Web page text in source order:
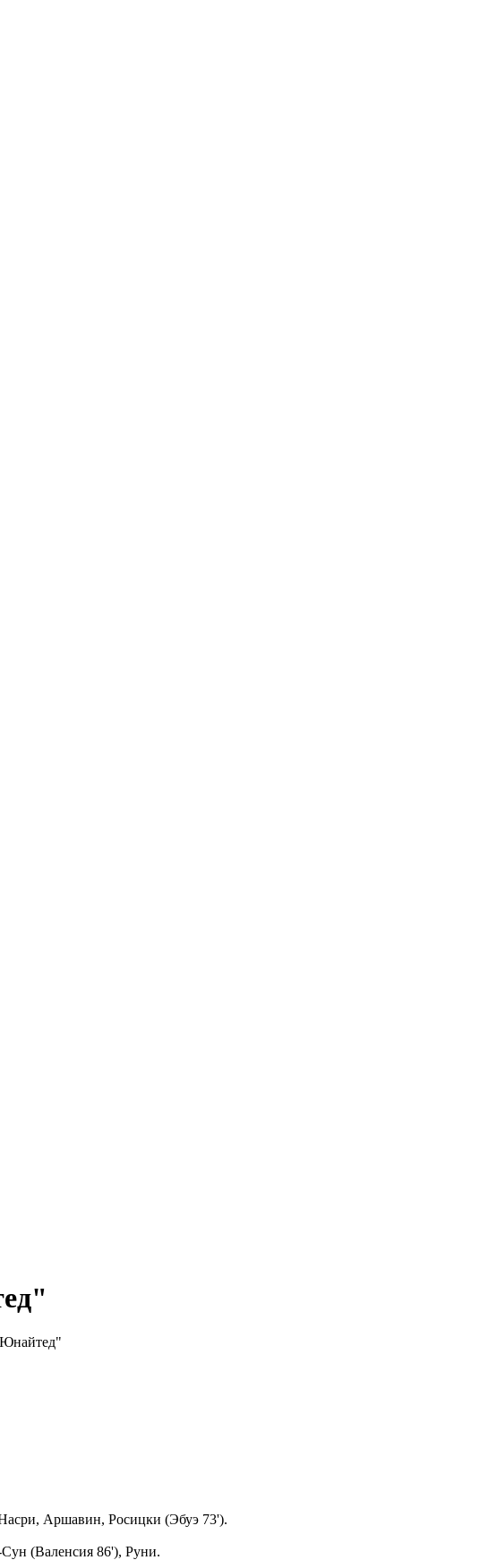
Аршавин, Росицки (Эбуэ 73').
(Валенсия 86'), Руни.